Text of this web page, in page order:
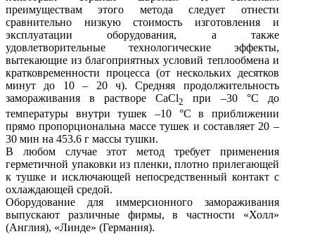
преимуществам этого метода следует отнести
сравнительно низкую стоимость изготовления и
эксплуатации оборудования, а также
удовлетворительные технологические эффекты,
вытекающие из благоприятных условий теплообмена и
кратковременности процесса (от нескольких десятков
минут до 10 – 20 ч). Средняя продолжительность
замораживания в растворе СаСl2
при –30 °С до
температуры внутри тушек –10 °С в приближении
прямо пропорциональна массе тушек и составляет 20 –
30 мин на 453.6 г массы тушки.
В любом случае этот метод требует применения
герметичной упаковки из пленки, плотно прилегающей
к тушке и исключающей непосредственный контакт с
охлаждающей средой.
Оборудование для иммерсионного замораживания
выпускают различные фирмы, в частности «Холл»
(Англия), «Линде» (Германия).